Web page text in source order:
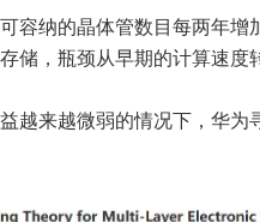
容纳的晶体管数目每两年
储，瓶颈从早期的计算速度
越来越微弱的情况下，华